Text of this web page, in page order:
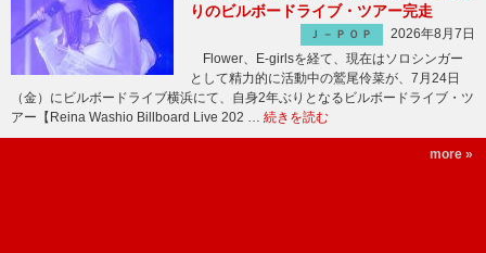
りのビルボードライブ・ツアー完走
Ｊ－ＰＯＰ
2026年8月7日
Flower、E-girlsを経て、現在はソロシンガー
として精力的に活動中の鷲尾伶菜が、7月24日
（金）にビルボードライブ横浜にて、自身2年ぶりとなるビルボードライブ・ツ
アー【Reina Washio Billboard Live 202 … 続きを読む
more »